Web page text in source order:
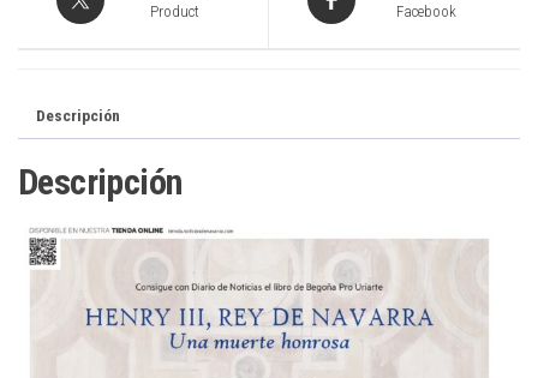
Product
Facebook
Descripción
Descripción